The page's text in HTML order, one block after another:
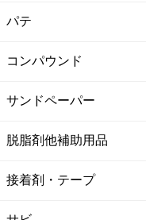
パテ
コンパウンド
サンドペーパー
脱脂剤他補助用品
接着剤・テープ